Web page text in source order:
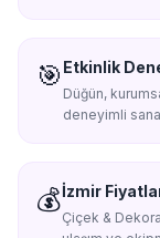
🎯 Etkinlik
Düğün,
deneyimli
💰İzmir
Çiçek &